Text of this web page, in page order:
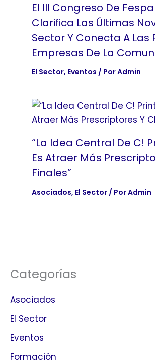
El III Congreso De
Clarifica Las Últimas
Sector Y Conecta A Las
Empresas De La
El Sector, Eventos / PorAdmin
“La Idea Central De C!
Es Atraer Más
Finales”
Asociados, El Sector/ PorAdmin
Categorías
Asociados
El Sector
Eventos
Formación